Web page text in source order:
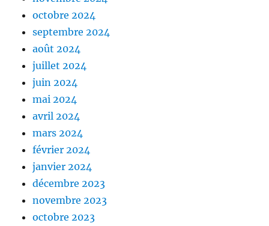
octobre 2024
septembre 2024
août 2024
juillet 2024
juin 2024
mai 2024
avril 2024
mars 2024
février 2024
janvier 2024
décembre 2023
novembre 2023
octobre 2023